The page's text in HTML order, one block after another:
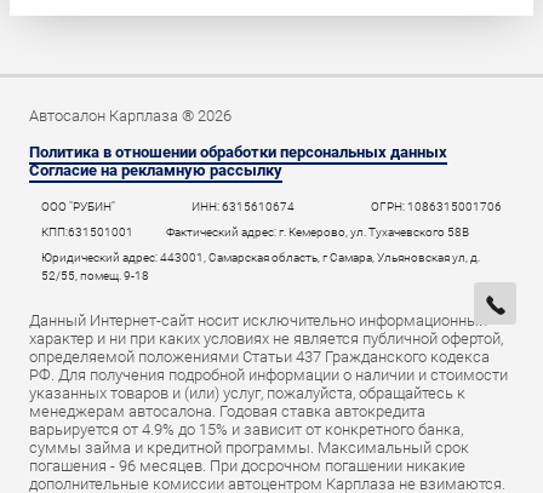
Автосалон Карплаза ® 2026
Политика в отношении обработки персональных данных
Согласие на рекламную рассылку
ООО "РУБИН" ИНН: 6315610674
ОГРН: 1086315001706
КПП:631501001
Фактический адрес: г. Кемерово, ул. Тухачевского 58В
Юридический адрес: 443001, Самарская область, г Самара, Ульяновская ул, д.
52/55, помещ. 9-18
Данный Интернет-сайт носит исключительно информационный
характер и ни при каких условиях не является публичной офертой,
определяемой положениями Статьи 437 Гражданского кодекса
РФ. Для получения подробной информации о наличии и стоимости
указанных товаров и (или) услуг, пожалуйста, обращайтесь к
менеджерам автосалона. Годовая ставка автокредита
варьируется от 4.9% до 15% и зависит от конкретного банка,
суммы займа и кредитной программы. Максимальный срок
погашения - 96 месяцев. При досрочном погашении никакие
дополнительные комиссии автоцентром Карплаза не взимаются.